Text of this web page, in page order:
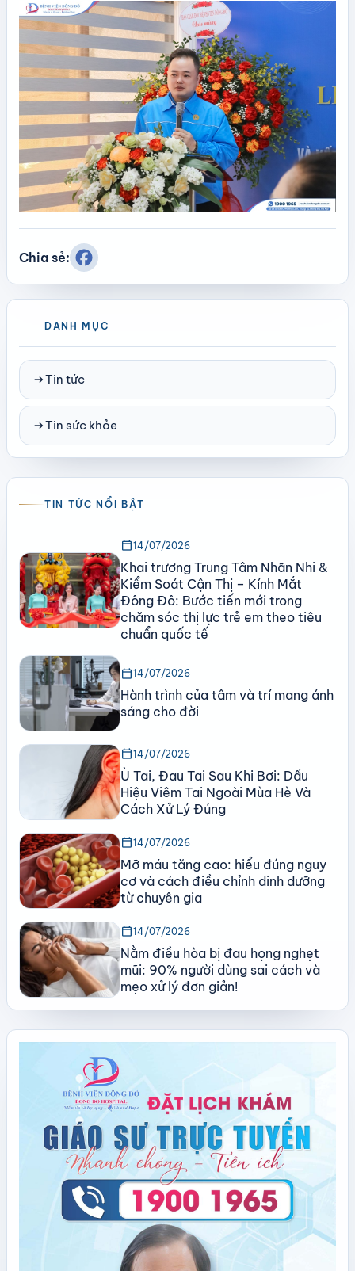
Chia sẻ:
DANH MỤC
arrow_right_altTin tức
arrow_right_altTin sức khỏe
TIN TỨC NỔI BẬT
calendar_today14/07/2026
Khai trương Trung Tâm Nhãn Nhi &
Kiểm Soát Cận Thị – Kính Mắt
Đông Đô: Bước tiến mới trong
chăm sóc thị lực trẻ em theo tiêu
chuẩn quốc tế
calendar_today14/07/2026
Hành trình của tâm và trí mang ánh
sáng cho đời
calendar_today14/07/2026
Ù Tai, Đau Tai Sau Khi Bơi: Dấu
Hiệu Viêm Tai Ngoài Mùa Hè Và
Cách Xử Lý Đúng
calendar_today14/07/2026
Mỡ máu tăng cao: hiểu đúng nguy
cơ và cách điều chỉnh dinh dưỡng
từ chuyên gia
calendar_today14/07/2026
Nằm điều hòa bị đau họng nghẹt
mũi: 90% người dùng sai cách và
mẹo xử lý đơn giản!